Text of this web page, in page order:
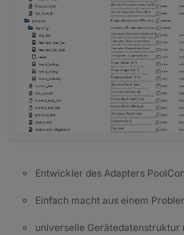
Entwickler des Adapters
Einfach macht aus einem
universelle Gerätedatenstruktur